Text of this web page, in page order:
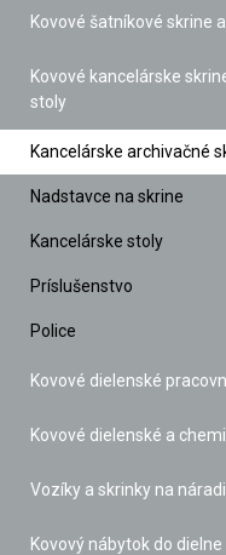
Kovové šatníkové skrine
Kovové kancelárske
stoly
Kancelárske archivačné
Nadstavce na skrine
Kancelárske stoly
Príslušenstvo
Police
Kovové dielenské
Kovové dielenské a
Vozíky a skrinky na
Kovový nábytok do dielne